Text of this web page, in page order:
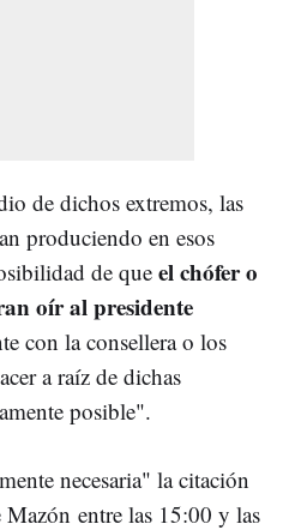
de dichos extremos, las
produciendo en esos
de que el chófer o
oír al presidente
con la consellera o los
a raíz de dichas
posible".
necesaria" la citación
entre las 15:00 y las